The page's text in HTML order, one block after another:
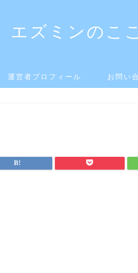
エズミンのこ
運営者プロフィール お問い